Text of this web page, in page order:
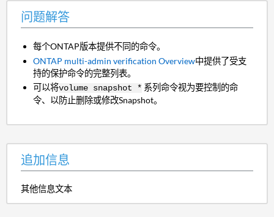
问题解答
每个ONTAP版本提供不同的命令。
ONTAP multi-admin verification Overview中提供了受支
持的保护命令的完整列表。
可以将volume snapshot * 系列命令视为要控制的命
令、以防止删除或修改Snapshot。
追加信息
其他信息文本